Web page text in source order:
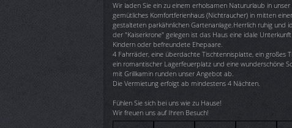
Wir laden Sie ein zu einem erholsamen Natururlaub in
gemütliches Komfortferienhaus (Nichtraucher) in mitten
gestalteten parkähnlichen Gartenanlage.Herrlich ruhig und
der "Kaiserkrone" gelegen ist das Haus eine idale
Kindern oder befreundete Ehepaare.
4 Fahrräder, eine überdachte Tischtennisplatte, ein großes
ein romantischer Lagerfeuerplatz und eine wunderschöne
mit Grillkamin runden unser Angebot ab.
Die Vermietung erfolgt ab mindestens 4 Nächten.
Fühlen Sie sich bei uns wie zu Hause!
Wir freuen uns auf Ihren Besuch!